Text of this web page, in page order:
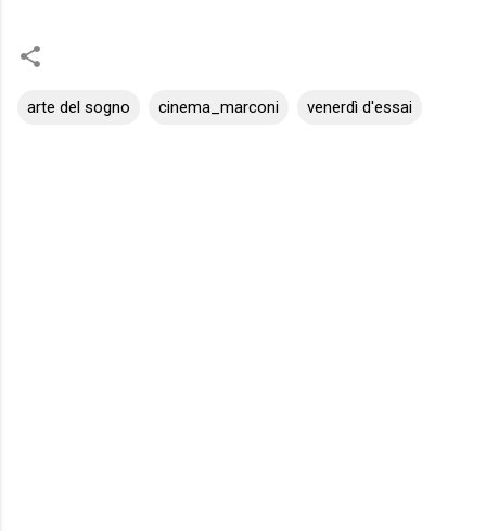
arte del sogno cinema_marconi venerdì d'essai